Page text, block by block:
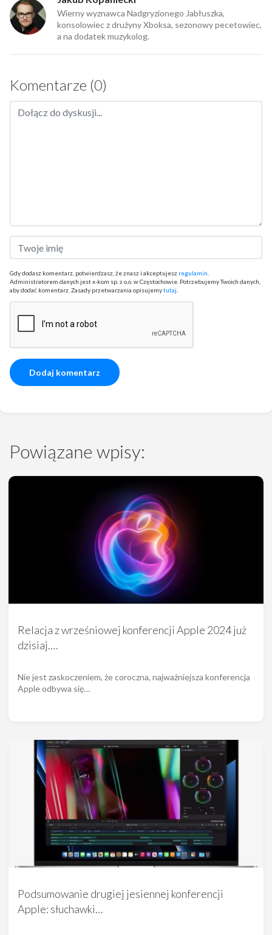
Wierny wyznawca Nadgryzionego Jabłuszka,
konsolowiec z drużyny Xboksa, sezonowy pecetowiec,
a na dodatek muzykolog.
Komentarze (0)
Gdy dodasz komentarz, potwierdzasz, że znasz i akceptujesz regulamin.
Administratorem danych jest x-kom sp. z o.o. w Częstochowie. Potrzebujemy Twoich danych,
aby dodać komentarz. Zasady przetwarzania opisujemytutaj.
Powiązane wpisy:
Relacja z wrześniowej konferencji Apple 2024 już
dzisiaj.…
Nie jest zaskoczeniem, że coroczna, najważniejsza konferencja
Apple odbywa się…
Podsumowanie drugiej jesiennej konferencji
Apple: słuchawki…